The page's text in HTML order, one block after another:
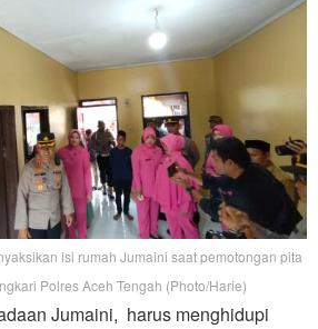
isi rumah Jumaini saat pemotongan pita
Polres Aceh Tengah (Photo/Harie)
Jumaini, harus menghidupi